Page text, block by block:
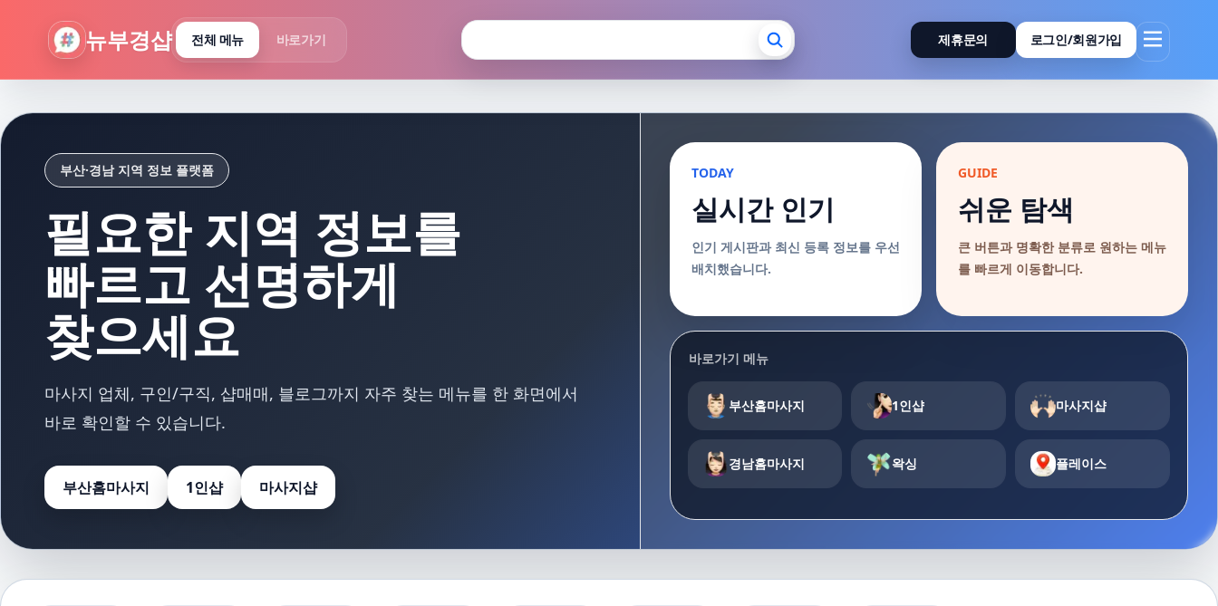
뉴부경샵 전체 메뉴 바로가기 제휴문의 로그인/회원가입
부산·경남 지역 정보 플랫폼
필요한 지역 정보를
빠르고 선명하게
찾으세요
마사지 업체, 구인/구직, 샵매매, 블로그까지 자주 찾는 메뉴를 한 화면에서
바로 확인할 수 있습니다.
부산홈마사지 1인샵 마사지샵
TODAY
실시간 인기
인기 게시판과 최신 등록 정보를 우선
배치했습니다.
GUIDE
쉬운 탐색
큰 버튼과 명확한 분류로 원하는 메뉴
를 빠르게 이동합니다.
바로가기 메뉴
부산홈마사지 1인샵 마사지샵
경남홈마사지 왁싱 플레이스